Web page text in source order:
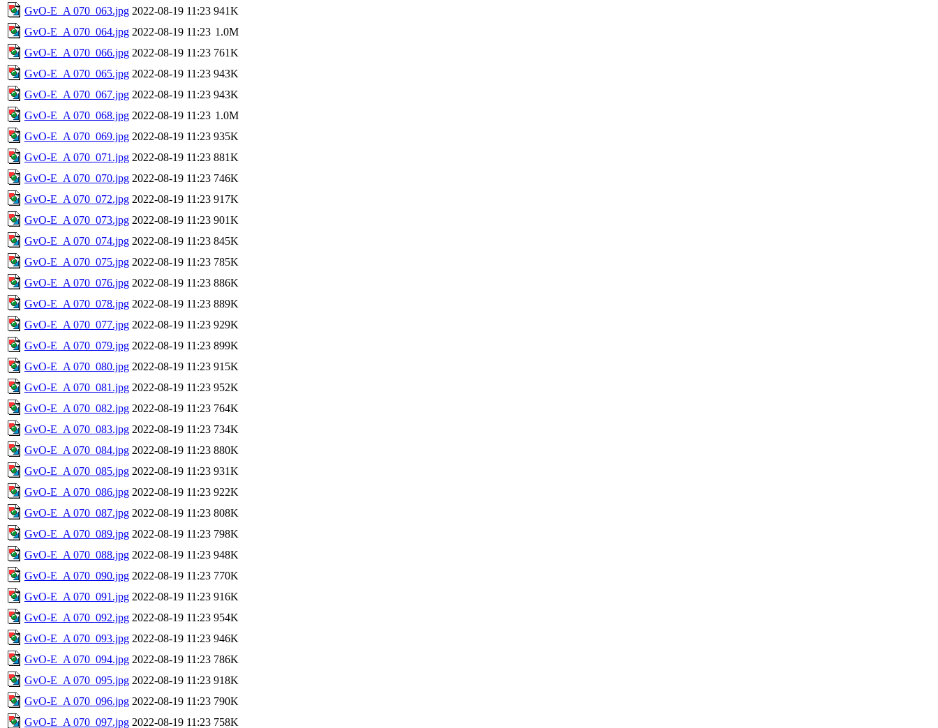
GvO-E_A 070_063.jpg 2022-08-19 11:23 941K
GvO-E_A 070_064.jpg 2022-08-19 11:23 1.0M
GvO-E_A 070_066.jpg 2022-08-19 11:23 761K
GvO-E_A 070_065.jpg 2022-08-19 11:23 943K
GvO-E_A 070_067.jpg 2022-08-19 11:23 943K
GvO-E_A 070_068.jpg 2022-08-19 11:23 1.0M
GvO-E_A 070_069.jpg 2022-08-19 11:23 935K
GvO-E_A 070_071.jpg 2022-08-19 11:23 881K
GvO-E_A 070_070.jpg 2022-08-19 11:23 746K
GvO-E_A 070_072.jpg 2022-08-19 11:23 917K
GvO-E_A 070_073.jpg 2022-08-19 11:23 901K
GvO-E_A 070_074.jpg 2022-08-19 11:23 845K
GvO-E_A 070_075.jpg 2022-08-19 11:23 785K
GvO-E_A 070_076.jpg 2022-08-19 11:23 886K
GvO-E_A 070_078.jpg 2022-08-19 11:23 889K
GvO-E_A 070_077.jpg 2022-08-19 11:23 929K
GvO-E_A 070_079.jpg 2022-08-19 11:23 899K
GvO-E_A 070_080.jpg 2022-08-19 11:23 915K
GvO-E_A 070_081.jpg 2022-08-19 11:23 952K
GvO-E_A 070_082.jpg 2022-08-19 11:23 764K
GvO-E_A 070_083.jpg 2022-08-19 11:23 734K
GvO-E_A 070_084.jpg 2022-08-19 11:23 880K
GvO-E_A 070_085.jpg 2022-08-19 11:23 931K
GvO-E_A 070_086.jpg 2022-08-19 11:23 922K
GvO-E_A 070_087.jpg 2022-08-19 11:23 808K
GvO-E_A 070_089.jpg 2022-08-19 11:23 798K
GvO-E_A 070_088.jpg 2022-08-19 11:23 948K
GvO-E_A 070_090.jpg 2022-08-19 11:23 770K
GvO-E_A 070_091.jpg 2022-08-19 11:23 916K
GvO-E_A 070_092.jpg 2022-08-19 11:23 954K
GvO-E_A 070_093.jpg 2022-08-19 11:23 946K
GvO-E_A 070_094.jpg 2022-08-19 11:23 786K
GvO-E_A 070_095.jpg 2022-08-19 11:23 918K
GvO-E_A 070_096.jpg 2022-08-19 11:23 790K
GvO-E_A 070_097.jpg 2022-08-19 11:23 758K